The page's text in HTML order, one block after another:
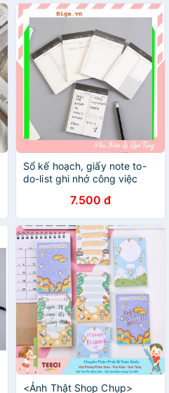
Sổ kế hoạch, giấy note to-
do-list ghi nhớ công việc
7.500 đ
<Ảnh Thật Shop Chụp>